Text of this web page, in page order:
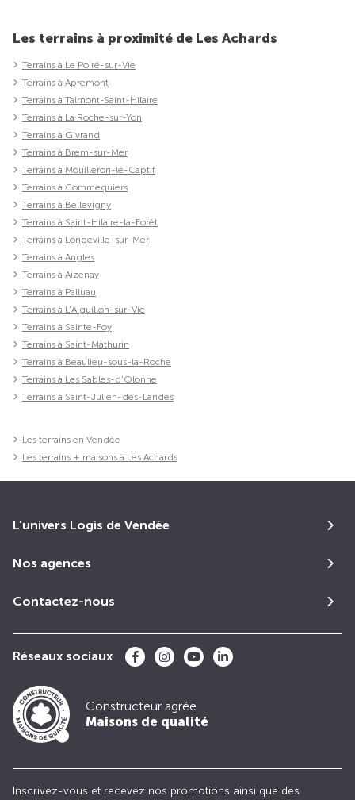
Les terrains à proximité de Les Achards
Terrains à Le Poiré-sur-Vie
Terrains à Apremont
Terrains à Talmont-Saint-Hilaire
Terrains à La Roche-sur-Yon
Terrains à Givrand
Terrains à Brem-sur-Mer
Terrains à Mouilleron-le-Captif
Terrains à Commequiers
Terrains à Bellevigny
Terrains à Saint-Hilaire-la-Forêt
Terrains à Longeville-sur-Mer
Terrains à Angles
Terrains à Aizenay
Terrains à Palluau
Terrains à L'Aiguillon-sur-Vie
Terrains à Sainte-Foy
Terrains à Saint-Mathurin
Terrains à Beaulieu-sous-la-Roche
Terrains à Les Sables-d'Olonne
Terrains à Saint-Julien-des-Landes
Les terrains en Vendée
Les terrains + maisons à Les Achards
L'univers Logis de Vendée
Nos agences
Contactez-nous
Réseaux sociaux
Constructeur agrée
Maisons de qualité
Inscrivez-vous et recevez nos promotions ainsi que des